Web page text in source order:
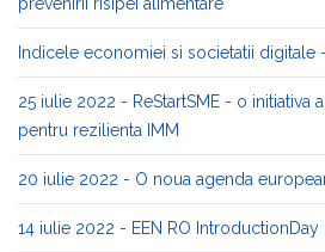
Indicele economiei si societatii digitale
25 iulie 2022 - ReStartSME - o initiativa
pentru rezilienta IMM
20 iulie 2022 - O noua agenda
14 iulie 2022 - EEN RO IntroductionDay